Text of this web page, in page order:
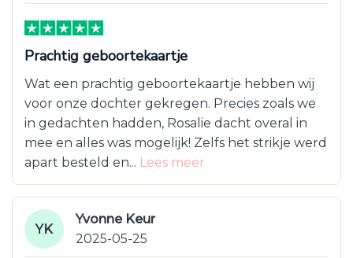
Prachtig geboortekaartje
Wat een prachtig geboortekaartje hebben wij
voor onze dochter gekregen. Precies zoals we
in gedachten hadden, Rosalie dacht overal in
mee en alles was mogelijk! Zelfs het strikje werd
apart besteld en... Lees meer
YK
Yvonne Keur
2025-05-25